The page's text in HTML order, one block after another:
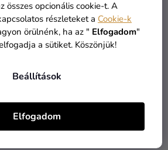
összes opcionális cookie-t. A
részleteket a Cookie-k
örülnénk, ha az " Elfogadom"
a sütiket. Köszönjük!
Beállítások
Elfogadom
x
Kókusztál - Natúr
2 340 Ft